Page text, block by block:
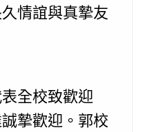
情誼與真摯友
全校致歡迎
摯歡迎。郭校